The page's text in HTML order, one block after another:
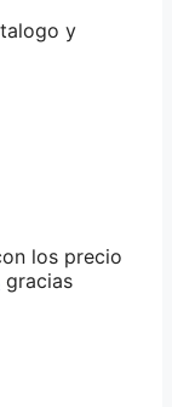
y
los precio
gracias